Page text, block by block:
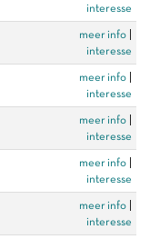
interesse
meer info
interesse
meer info
interesse
meer info
interesse
meer info
interesse
meer info
interesse